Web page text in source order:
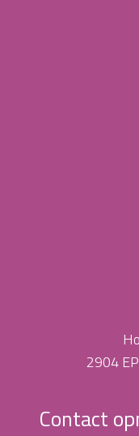
2904
Contact